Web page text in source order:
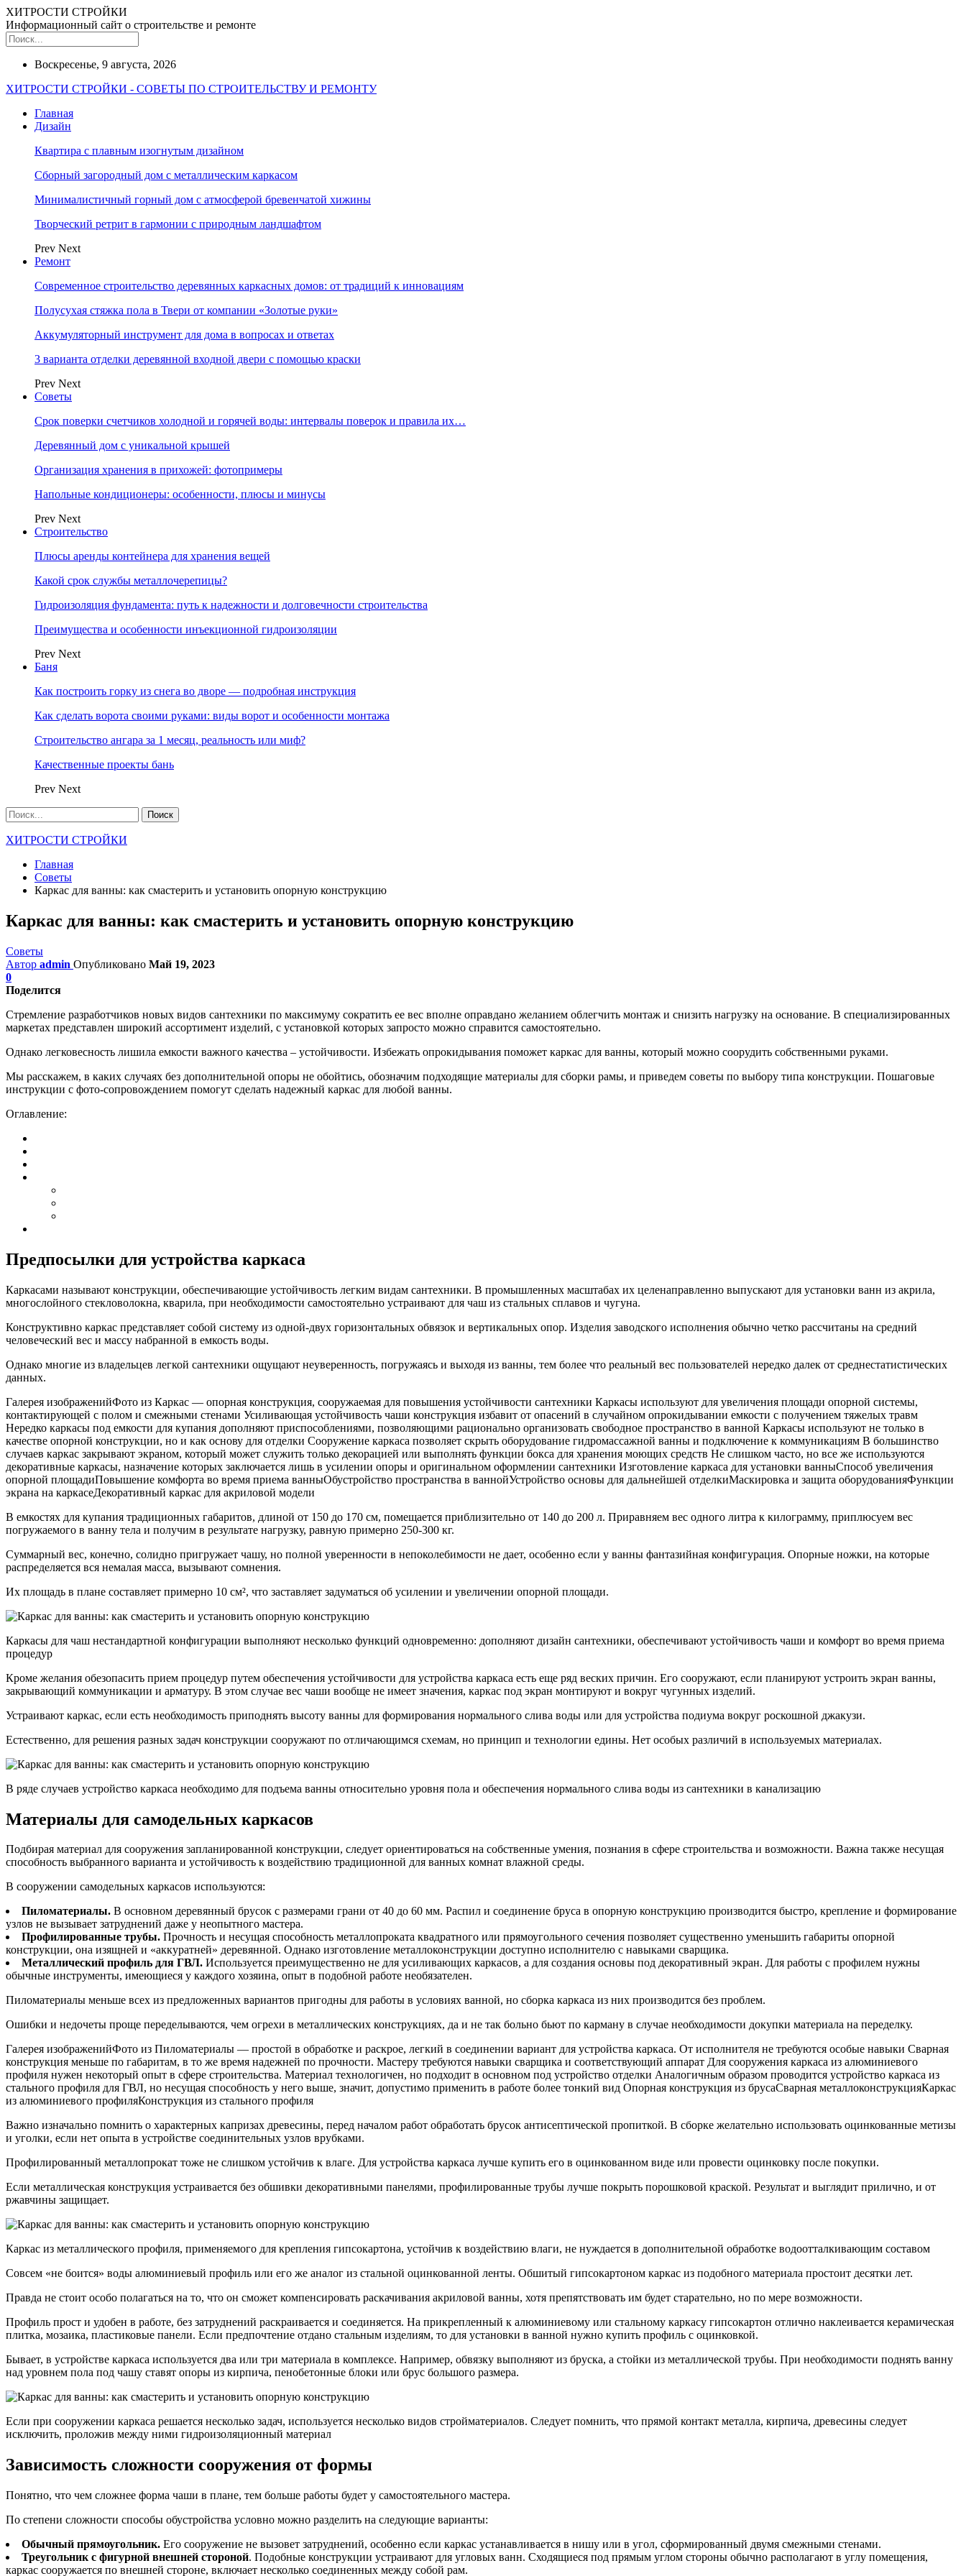
ХИТРОСТИ СТРОЙКИ
Информационный сайт о строительстве и ремонте
Воскресенье, 9 августа, 2026
ХИТРОСТИ СТРОЙКИ - СОВЕТЫ ПО СТРОИТЕЛЬСТВУ И РЕМОНТУ
Главная
Дизайн
Квартира с плавным изогнутым дизайном
Сборный загородный дом с металлическим каркасом
Минималистичный горный дом с атмосферой бревенчатой хижины
Творческий ретрит в гармонии с природным ландшафтом
Prev Next
Ремонт
Современное строительство деревянных каркасных домов: от традиций к инновациям
Полусухая стяжка пола в Твери от компании «Золотые руки»
Аккумуляторный инструмент для дома в вопросах и ответах
3 варианта отделки деревянной входной двери с помощью краски
Prev Next
Советы
Срок поверки счетчиков холодной и горячей воды: интервалы поверок и правила их…
Деревянный дом с уникальной крышей
Организация хранения в прихожей: фотопримеры
Напольные кондиционеры: особенности, плюсы и минусы
Prev Next
Строительство
Плюсы аренды контейнера для хранения вещей
Какой срок службы металлочерепицы?
Гидроизоляция фундамента: путь к надежности и долговечности строительства
Преимущества и особенности инъекционной гидроизоляции
Prev Next
Баня
Как построить горку из снега во дворе — подробная инструкция
Как сделать ворота своими руками: виды ворот и особенности монтажа
Строительство ангара за 1 месяц, реальность или миф?
Качественные проекты бань
Prev Next
ХИТРОСТИ СТРОЙКИ
Главная
Советы
Каркас для ванны: как смастерить и установить опорную конструкцию
Каркас для ванны: как смастерить и установить опорную конструкцию
Советы
Автор admin Опубликовано Май 19, 2023
0
Поделится
Стремление разработчиков новых видов сантехники по максимуму сократить ее вес вполне оправдано желанием облегчить монтаж и снизить нагрузку на основание. В специализированных
маркетах представлен широкий ассортимент изделий, с установкой которых запросто можно справится самостоятельно.
Однако легковесность лишила емкости важного качества – устойчивости. Избежать опрокидывания поможет каркас для ванны, который можно соорудить собственными руками.
Мы расскажем, в каких случаях без дополнительной опоры не обойтись, обозначим подходящие материалы для сборки рамы, и приведем советы по выбору типа конструкции. Пошаговые
инструкции с фото-сопровождением помогут сделать надежный каркас для любой ванны.
Оглавление:
Предпосылки для устройства каркаса
Каркасами называют конструкции, обеспечивающие устойчивость легким видам сантехники. В промышленных масштабах их целенаправленно выпускают для установки ванн из акрила,
многослойного стекловолокна, кварила, при необходимости самостоятельно устраивают для чаш из стальных сплавов и чугуна.
Конструктивно каркас представляет собой систему из одной-двух горизонтальных обвязок и вертикальных опор. Изделия заводского исполнения обычно четко рассчитаны на средний
человеческий вес и массу набранной в емкость воды.
Однако многие из владельцев легкой сантехники ощущают неуверенность, погружаясь и выходя из ванны, тем более что реальный вес пользователей нередко далек от среднестатистических
данных.
Галерея изображенийФото из Каркас — опорная конструкция, сооружаемая для повышения устойчивости сантехники Каркасы используют для увеличения площади опорной системы,
контактирующей с полом и смежными стенами Усиливающая устойчивость чаши конструкция избавит от опасений в случайном опрокидывании емкости с получением тяжелых травм
Нередко каркасы под емкости для купания дополняют приспособлениями, позволяющими рационально организовать свободное пространство в ванной Каркасы используют не только в
качестве опорной конструкции, но и как основу для отделки Сооружение каркаса позволяет скрыть оборудование гидромассажной ванны и подключение к коммуникациям В большинство
случаев каркас закрывают экраном, который может служить только декорацией или выполнять функции бокса для хранения моющих средств Не слишком часто, но все же используются
декоративные каркасы, назначение которых заключается лишь в усилении опоры и оригинальном оформлении сантехники Изготовление каркаса для установки ванныСпособ увеличения
опорной площадиПовышение комфорта во время приема ванныОбустройство пространства в ваннойУстройство основы для дальнейшей отделкиМаскировка и защита оборудованияФункции
экрана на каркасеДекоративный каркас для акриловой модели
В емкостях для купания традиционных габаритов, длиной от 150 до 170 см, помещается приблизительно от 140 до 200 л. Приравняем вес одного литра к килограмму, приплюсуем вес
погружаемого в ванну тела и получим в результате нагрузку, равную примерно 250-300 кг.
Суммарный вес, конечно, солидно пригружает чашу, но полной уверенности в непоколебимости не дает, особенно если у ванны фантазийная конфигурация. Опорные ножки, на которые
распределяется вся немалая масса, вызывают сомнения.
Их площадь в плане составляет примерно 10 см², что заставляет задуматься об усилении и увеличении опорной площади.
Каркасы для чаш нестандартной конфигурации выполняют несколько функций одновременно: дополняют дизайн сантехники, обеспечивают устойчивость чаши и комфорт во время приема
процедур
Кроме желания обезопасить прием процедур путем обеспечения устойчивости для устройства каркаса есть еще ряд веских причин. Его сооружают, если планируют устроить экран ванны,
закрывающий коммуникации и арматуру. В этом случае вес чаши вообще не имеет значения, каркас под экран монтируют и вокруг чугунных изделий.
Устраивают каркас, если есть необходимость приподнять высоту ванны для формирования нормального слива воды или для устройства подиума вокруг роскошной джакузи.
Естественно, для решения разных задач конструкции сооружают по отличающимся схемам, но принцип и технологии едины. Нет особых различий в используемых материалах.
В ряде случаев устройство каркаса необходимо для подъема ванны относительно уровня пола и обеспечения нормального слива воды из сантехники в канализацию
Материалы для самодельных каркасов
Подбирая материал для сооружения запланированной конструкции, следует ориентироваться на собственные умения, познания в сфере строительства и возможности. Важна также несущая
способность выбранного варианта и устойчивость к воздействию традиционной для ванных комнат влажной среды.
В сооружении самодельных каркасов используются:
Пиломатериалы. В основном деревянный брусок с размерами грани от 40 до 60 мм. Распил и соединение бруса в опорную конструкцию производится быстро, крепление и формирование
узлов не вызывает затруднений даже у неопытного мастера.
Профилированные трубы. Прочность и несущая способность металлопроката квадратного или прямоугольного сечения позволяет существенно уменьшить габариты опорной
конструкции, она изящней и «аккуратней» деревянной. Однако изготовление металлоконструкции доступно исполнителю с навыками сварщика.
Металлический профиль для ГВЛ. Используется преимущественно не для усиливающих каркасов, а для создания основы под декоративный экран. Для работы с профилем нужны
обычные инструменты, имеющиеся у каждого хозяина, опыт в подобной работе необязателен.
Пиломатериалы меньше всех из предложенных вариантов пригодны для работы в условиях ванной, но сборка каркаса из них производится без проблем.
Ошибки и недочеты проще переделываются, чем огрехи в металлических конструкциях, да и не так больно бьют по карману в случае необходимости докупки материала на переделку.
Галерея изображенийФото из Пиломатериалы — простой в обработке и раскрое, легкий в соединении вариант для устройства каркаса. От исполнителя не требуются особые навыки Сварная
конструкция меньше по габаритам, в то же время надежней по прочности. Мастеру требуются навыки сварщика и соответствующий аппарат Для сооружения каркаса из алюминиевого
профиля нужен некоторый опыт в сфере строительства. Материал технологичен, но подходит в основном под устройство отделки Аналогичным образом проводится устройство каркаса из
стального профиля для ГВЛ, но несущая способность у него выше, значит, допустимо применить в работе более тонкий вид Опорная конструкция из брусаСварная металлоконструкцияКаркас
из алюминиевого профиляКонструкция из стального профиля
Важно изначально помнить о характерных капризах древесины, перед началом работ обработать брусок антисептической пропиткой. В сборке желательно использовать оцинкованные метизы
и уголки, если нет опыта в устройстве соединительных узлов врубками.
Профилированный металлопрокат тоже не слишком устойчив к влаге. Для устройства каркаса лучше купить его в оцинкованном виде или провести оцинковку после покупки.
Если металлическая конструкция устраивается без обшивки декоративными панелями, профилированные трубы лучше покрыть порошковой краской. Результат и выглядит прилично, и от
ржавчины защищает.
Каркас из металлического профиля, применяемого для крепления гипсокартона, устойчив к воздействию влаги, не нуждается в дополнительной обработке водоотталкивающим составом
Совсем «не боится» воды алюминиевый профиль или его же аналог из стальной оцинкованной ленты. Обшитый гипсокартоном каркас из подобного материала простоит десятки лет.
Правда не стоит особо полагаться на то, что он сможет компенсировать раскачивания акриловой ванны, хотя препятствовать им будет старательно, но по мере возможности.
Профиль прост и удобен в работе, без затруднений раскраивается и соединяется. На прикрепленный к алюминиевому или стальному каркасу гипсокартон отлично наклеивается керамическая
плитка, мозаика, пластиковые панели. Если предпочтение отдано стальным изделиям, то для установки в ванной нужно купить профиль с оцинковкой.
Бывает, в устройстве каркаса используется два или три материала в комплексе. Например, обвязку выполняют из бруска, а стойки из металлической трубы. При необходимости поднять ванну
над уровнем пола под чашу ставят опоры из кирпича, пенобетонные блоки или брус большого размера.
Если при сооружении каркаса решается несколько задач, используется несколько видов стройматериалов. Следует помнить, что прямой контакт металла, кирпича, древесины следует
исключить, проложив между ними гидроизоляционный материал
Зависимость сложности сооружения от формы
Понятно, что чем сложнее форма чаши в плане, тем больше работы будет у самостоятельного мастера.
По степени сложности способы обустройства условно можно разделить на следующие варианты:
Обычный прямоугольник. Его сооружение не вызовет затруднений, особенно если каркас устанавливается в нишу или в угол, сформированный двумя смежными стенами.
Треугольник с фигурной внешней стороной. Подобные конструкции устраивают для угловых ванн. Сходящиеся под прямым углом стороны обычно располагают в углу помещения,
каркас сооружается по внешней стороне, включает несколько соединенных между собой рам.